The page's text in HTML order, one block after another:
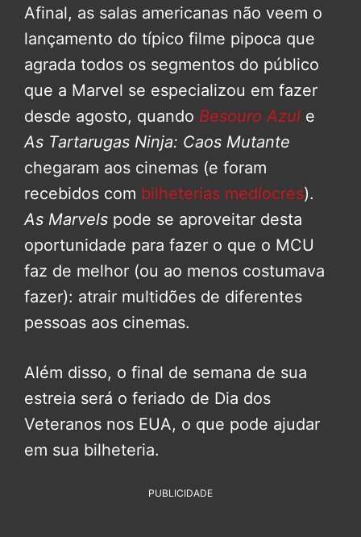
Afinal, as salas americanas não veem o
lançamento do típico filme pipoca que
agrada todos os segmentos do público
que a Marvel se especializou em fazer
desde agosto, quando Besouro Azul e
As Tartarugas Ninja: Caos Mutante
chegaram aos cinemas (e foram
recebidos com bilheterias medíocres).
As Marvels pode se aproveitar desta
oportunidade para fazer o que o MCU
faz de melhor (ou ao menos costumava
fazer): atrair multidões de diferentes
pessoas aos cinemas.
Além disso, o final de semana de sua
estreia será o feriado de Dia dos
Veteranos nos EUA, o que pode ajudar
em sua bilheteria.
PUBLICIDADE